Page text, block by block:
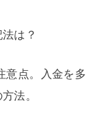
は？
意点。入金を多
法。